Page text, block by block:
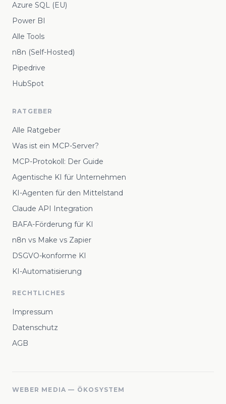
Azure SQL (EU)
Power BI
Alle Tools
n8n (Self-Hosted)
Pipedrive
HubSpot
RATGEBER
Alle Ratgeber
Was ist ein MCP-Server?
MCP-Protokoll: Der Guide
Agentische KI für Unternehmen
KI-Agenten für den Mittelstand
Claude API Integration
BAFA-Förderung für KI
n8n vs Make vs Zapier
DSGVO-konforme KI
KI-Automatisierung
RECHTLICHES
Impressum
Datenschutz
AGB
WEBER MEDIA — ÖKOSYSTEM